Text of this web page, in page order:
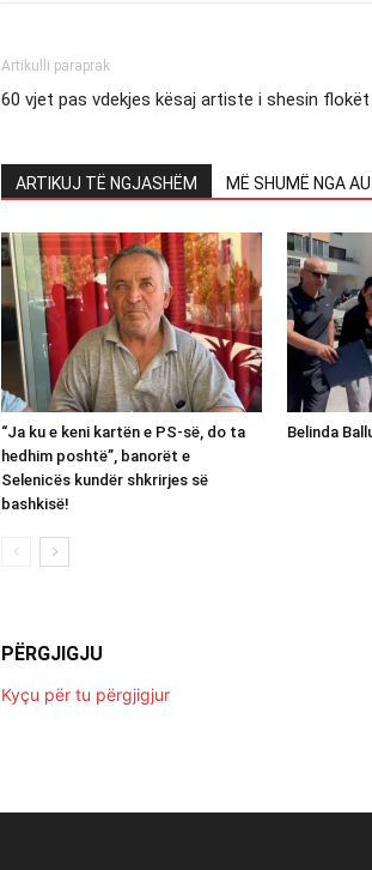
Artikulli paraprak
60 vjet pas vdekjes kësaj artiste i shesin flokët
ARTIKUJ TË NGJASHËM MË SHUMË NGA
“Ja ku e keni kartën e PS-së, do ta
hedhim poshtë”, banorët e
Selenicës kundër shkrirjes së
bashkisë!
Belinda
PËRGJIGJU
Kyçu për tu përgjigjur